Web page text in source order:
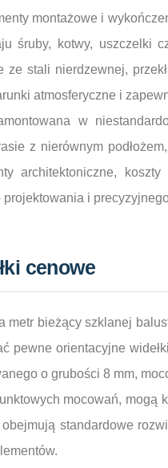
montażowe i
śruby, kotwy, uszczelki
ze stali nierdzewnej,
atmosferyczne i
w
z nierównym
architektoniczne,
i
cenowe
metr bieżący szklanej
pewne orientacyjne
o grubości 8 mm,
mocowań, mogą
standardowe